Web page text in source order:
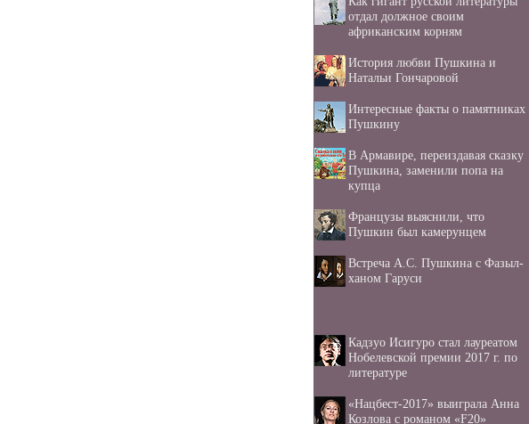
отдал должное своим
африканским корням
История любви Пушкина и
Натальи Гончаровой
Интересные факты о памятниках
Пушкину
В Армавире, переиздавая сказку
Пушкина, заменили попа на
купца
Французы выяснили, что
Пушкин был камерунцем
Встреча А.С. Пушкина с Фазыл-
ханом Гаруси
Кадзуо Исигуро стал лауреатом
Нобелевской премии 2017 г. по
литературе
«Нацбест-2017» выиграла Анна
Козлова с романом «F20»